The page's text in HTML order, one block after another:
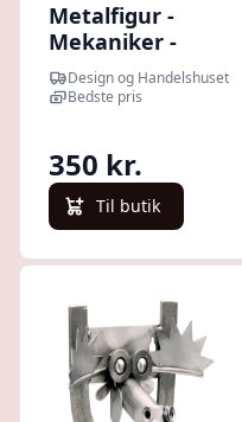
Metalfigur -
Mekaniker -
Folkevognsrugbrød
Nøgleholder
Design og Handelshuset
Bedste pris
350 kr.
Til butik